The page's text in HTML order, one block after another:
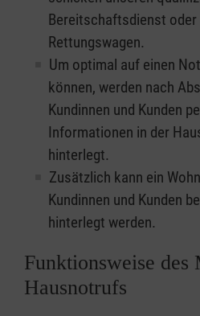
Bereitschaftsdienst oder
Rettungswagen.
Um optimal auf einen
können, werden nach
Kundinnen und Kunden
Informationen in der
hinterlegt.
Zusätzlich kann ein
Kundinnen und Kunden
hinterlegt werden.
Funktionsweise des
Hausnotrufs